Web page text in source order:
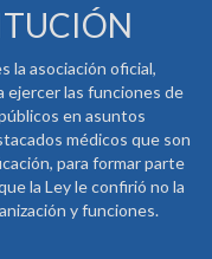
la asociación oficial,
ejercer las funciones de
en asuntos
médicos que son
para formar parte
la Ley le confirió no la
y funciones.